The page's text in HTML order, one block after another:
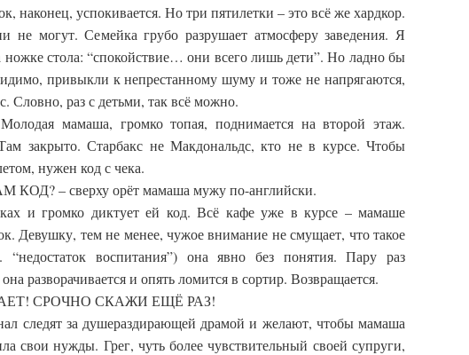
наконец, успокивается. Но три пятилетки – это всё же хардкор.
не могут. Семейка грубо разрушает атмосферу заведения. Я
ножке стола: “спокойствие… они всего лишь дети”. Но ладно бы
привыкли к непрестанному шуму и тоже не напрягаются,
Словно, раз с детьми, так всё можно.
мамаша, громко топая, поднимается на второй этаж.
закрыто. Старбакс не Макдональдс, кто не в курсе. Чтобы
нужен код с чека.
– сверху орёт мамаша мужу по-английски.
и громко диктует ей код. Всё кафе уже в курсе – мамаше
Девушку, тем не менее, чужое внимание не смущает, что такое
“недостаток воспитания”) она явно без понятия. Пару раз
разворачивается и опять ломится в сортир. Возвращается.
СРОЧНО СКАЖИ ЕЩЁ РАЗ!
следят за душераздирающей драмой и желают, чтобы мамаша
свои нужды. Грег, чуть более чувствительный своей супруги,